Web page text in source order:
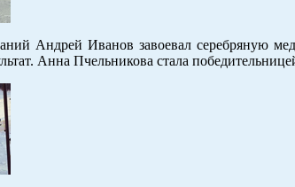
Андрей Иванов завоевал серебряную
Анна Пчельникова стала